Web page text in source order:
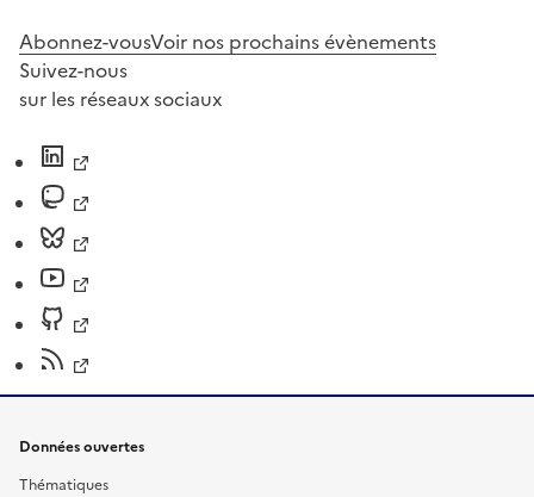
Abonnez-vousVoir nos prochains évènements
Suivez-nous
sur les réseaux sociaux
Données ouvertes
Thématiques